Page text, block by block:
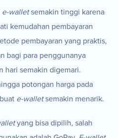
e-walletsemakin tinggi karena
kemudahan pembayaran
pembayaran yang praktis,
bagi para penggunanya
hari semakin digemari.
potongan harga pada
e-walletsemakin menarik.
yang bisa dipilih, salah